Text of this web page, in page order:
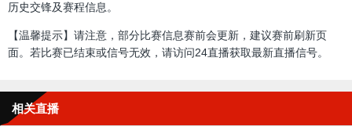
历史交锋及赛程信息。
【温馨提示】请注意，部分比赛信息赛前会更新，建议赛前刷新页
面。若比赛已结束或信号无效，请访问24直播获取最新直播信号。
相关直播